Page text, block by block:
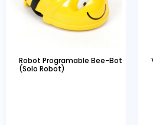
Robot Programable Bee-Bot
(Solo Robot)